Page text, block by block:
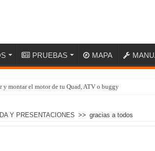
PRUEBAS MAPA
y montar el motor de tu Quad, ATV o buggy
Y PRESENTACIONES >> gracias a todos